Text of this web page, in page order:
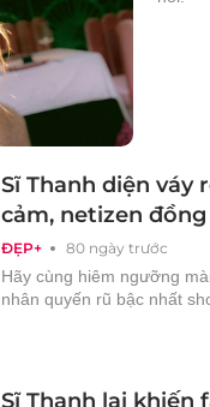
ĐẸP+ 80 ngày trước
Sĩ Thanh diện váy
cảm, netizen
Hãy cùng hiêm ngưỡng
nhân quyến rũ bậc nhất
Sĩ Thanh lại khiến